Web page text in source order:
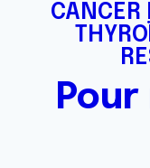
CANCER